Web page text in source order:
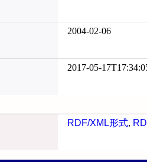
2004-02-06
2017-05-
RDF/XML形式,